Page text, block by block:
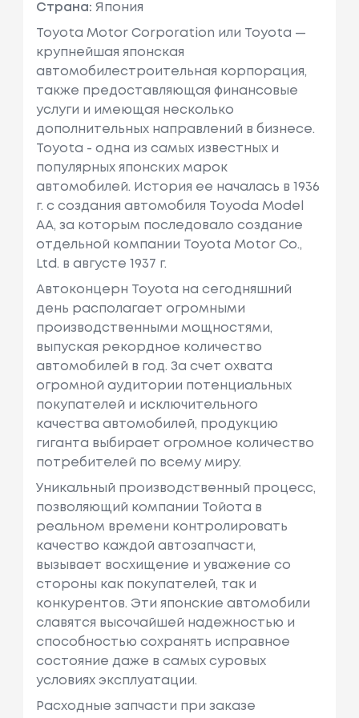
Страна: Япония
Toyota Motor Corporation или Toyota —
крупнейшая японская
автомобилестроительная корпорация,
также предоставляющая финансовые
услуги и имеющая несколько
дополнительных направлений в бизнесе.
Toyota - одна из самых известных и
популярных японских марок
автомобилей. История ее началась в 1936
г. с создания автомобиля Toyoda Model
AA, за которым последовало создание
отдельной компании Toyota Motor Co.,
Ltd. в августе 1937 г.
Автоконцерн Toyota на сегодняшний
день располагает огромными
производственными мощностями,
выпуская рекордное количество
автомобилей в год. За счет охвата
огромной аудитории потенциальных
покупателей и исключительного
качества автомобилей, продукцию
гиганта выбирает огромное количество
потребителей по всему миру.
Уникальный производственный процесс,
позволяющий компании Тойота в
реальном времени контролировать
качество каждой автозапчасти,
вызывает восхищение и уважение со
стороны как покупателей, так и
конкурентов. Эти японские автомобили
славятся высочайшей надежностью и
способностью сохранять исправное
состояние даже в самых суровых
условиях эксплуатации.
Расходные запчасти при заказе